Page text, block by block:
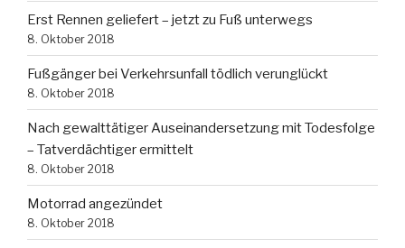
Erst Rennen geliefert – jetzt zu Fuß unterwegs
8. Oktober 2018
Fußgänger bei Verkehrsunfall tödlich verunglückt
8. Oktober 2018
Nach gewalttätiger Auseinandersetzung mit Todesfolge
– Tatverdächtiger ermittelt
8. Oktober 2018
Motorrad angezündet
8. Oktober 2018